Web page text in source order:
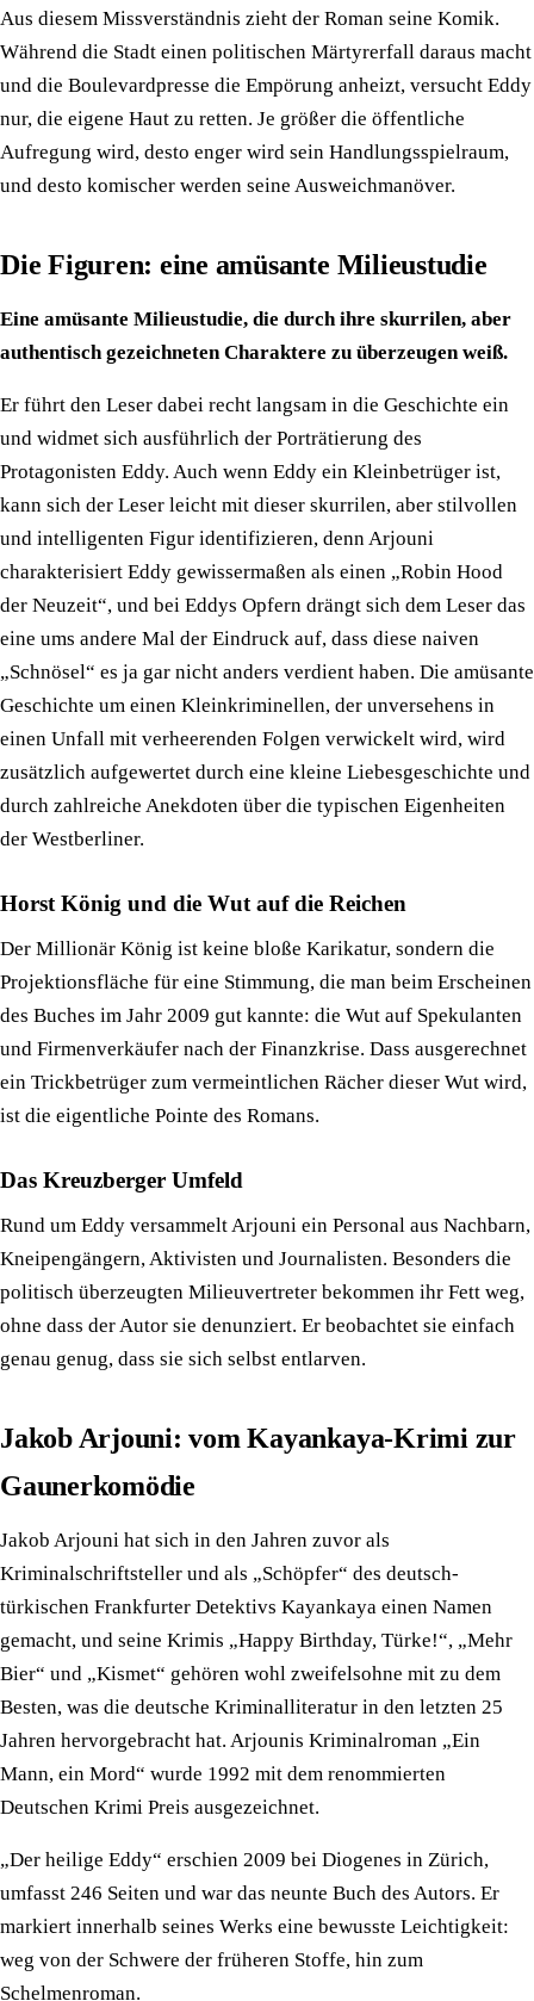
Aus diesem Missverständnis zieht der Roman seine Komik.
Während die Stadt einen politischen Märtyrerfall daraus macht
und die Boulevardpresse die Empörung anheizt, versucht Eddy
nur, die eigene Haut zu retten. Je größer die öffentliche
Aufregung wird, desto enger wird sein Handlungsspielraum,
und desto komischer werden seine Ausweichmanöver.
Die Figuren: eine amüsante Milieustudie
Eine amüsante Milieustudie, die durch ihre skurrilen, aber
authentisch gezeichneten Charaktere zu überzeugen weiß.
Er führt den Leser dabei recht langsam in die Geschichte ein
und widmet sich ausführlich der Porträtierung des
Protagonisten Eddy. Auch wenn Eddy ein Kleinbetrüger ist,
kann sich der Leser leicht mit dieser skurrilen, aber stilvollen
und intelligenten Figur identifizieren, denn Arjouni
charakterisiert Eddy gewissermaßen als einen „Robin Hood
der Neuzeit“, und bei Eddys Opfern drängt sich dem Leser das
eine ums andere Mal der Eindruck auf, dass diese naiven
„Schnösel“ es ja gar nicht anders verdient haben. Die amüsante
Geschichte um einen Kleinkriminellen, der unversehens in
einen Unfall mit verheerenden Folgen verwickelt wird, wird
zusätzlich aufgewertet durch eine kleine Liebesgeschichte und
durch zahlreiche Anekdoten über die typischen Eigenheiten
der Westberliner.
Horst König und die Wut auf die Reichen
Der Millionär König ist keine bloße Karikatur, sondern die
Projektionsfläche für eine Stimmung, die man beim Erscheinen
des Buches im Jahr 2009 gut kannte: die Wut auf Spekulanten
und Firmenverkäufer nach der Finanzkrise. Dass ausgerechnet
ein Trickbetrüger zum vermeintlichen Rächer dieser Wut wird,
ist die eigentliche Pointe des Romans.
Das Kreuzberger Umfeld
Rund um Eddy versammelt Arjouni ein Personal aus Nachbarn,
Kneipengängern, Aktivisten und Journalisten. Besonders die
politisch überzeugten Milieuvertreter bekommen ihr Fett weg,
ohne dass der Autor sie denunziert. Er beobachtet sie einfach
genau genug, dass sie sich selbst entlarven.
Jakob Arjouni: vom Kayankaya-Krimi zur
Gaunerkomödie
Jakob Arjouni hat sich in den Jahren zuvor als
Kriminalschriftsteller und als „Schöpfer“ des deutsch-
türkischen Frankfurter Detektivs Kayankaya einen Namen
gemacht, und seine Krimis „Happy Birthday, Türke!“, „Mehr
Bier“ und „Kismet“ gehören wohl zweifelsohne mit zu dem
Besten, was die deutsche Kriminalliteratur in den letzten 25
Jahren hervorgebracht hat. Arjounis Kriminalroman „Ein
Mann, ein Mord“ wurde 1992 mit dem renommierten
Deutschen Krimi Preis ausgezeichnet.
„Der heilige Eddy“ erschien 2009 bei Diogenes in Zürich,
umfasst 246 Seiten und war das neunte Buch des Autors. Er
markiert innerhalb seines Werks eine bewusste Leichtigkeit:
weg von der Schwere der früheren Stoffe, hin zum
Schelmenroman.